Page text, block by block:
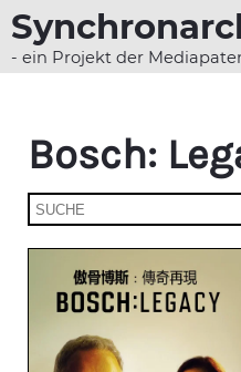
- ein Projekt der
Bosch: